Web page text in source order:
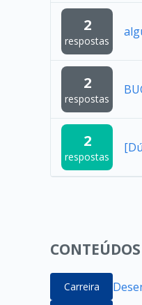
2
respostas
2
respostas
2
respostas
Carreira